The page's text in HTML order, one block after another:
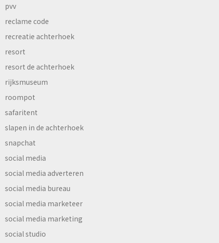
pvv
reclame code
recreatie achterhoek
resort
resort de achterhoek
rijksmuseum
roompot
safaritent
slapen in de achterhoek
snapchat
social media
social media adverteren
social media bureau
social media marketeer
social media marketing
social studio